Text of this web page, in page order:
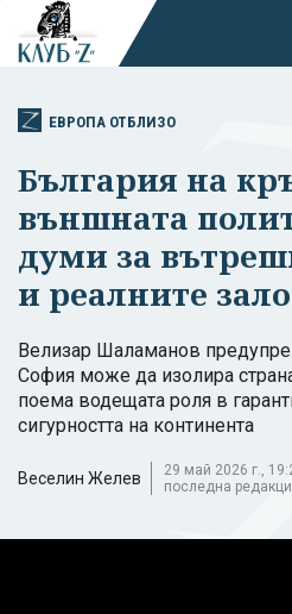
ЕВРОПА ОТБЛИЗО
България на
външната
думи за
и реалните
Велизар Шаламанов
София може да изолира
поема водещата роля в
сигурността на континента
Веселин Желев
29 май 2026 г.,
последна